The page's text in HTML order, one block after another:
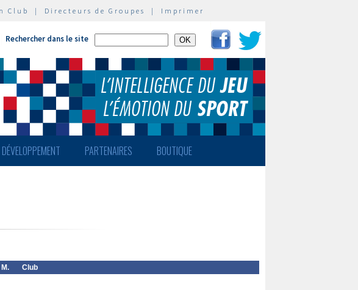
Club | Directeurs de Groupes | Imprimer
Rechercher dans le site
DÉVELOPPEMENT PARTENAIRES BOUTIQUE
M. Club